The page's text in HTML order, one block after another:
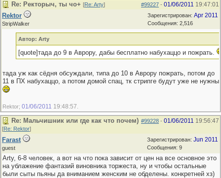
#99227 - 01/06/2011 19:47:01
Re: Ректорыч, ты чо+ [Re: Arty]
Зарегистрирован: Apr 2011
Сообщения: 2,516
Rektor
StripWalker
Автор: Arty
[quote]тада до 9 в Аврору, дабы бесплатно набухаццо и пожрать.
тада уж как сёдня обсуждали, типа до 10 в Аврору пожрать, потом до
11 в ПХ набухаццо, а потом домой спац, тк стрипге будут уже не нужны
Rektor; 01/06/2011 19:48:57
#99228 - 01/06/2011 19:56:47
Re: Мальчишник или где как что почем)
[Re: Rektor]
Зарегистрирован: Jun 2011
Сообщения: 9
Farast
guest
Arty, 6-8 человек, а вот на что пока зависит от цен на все основное это
на ублажение фантазий виновника торжеста, ну и чтобы остальные
были сыты пьяны да вниманием женским не обделены. конкретней хз)